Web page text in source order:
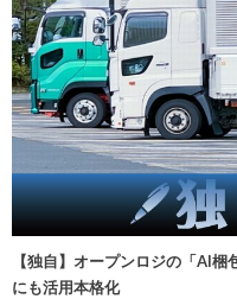
【独自】オープンロジの「AI
にも活用本格化